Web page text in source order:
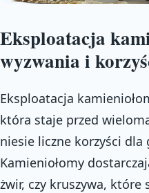
Eksploatacja
wyzwania i
Eksploatacja
która staje przed
niesie liczne korzyści
Kamieniołomy
żwir, czy kruszywa,